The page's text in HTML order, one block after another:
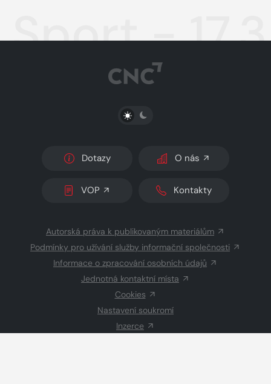
Sport -
PŘEPNOUT SVĚTLÝ/TMAVÝ REŽIM
Dotazy O nás
VOP Kontakty
Autorská práva k publikovaným materiálům
Podmínky pro užívání služby informační společnosti
Informace o zpracování osobních údajů
Jednotná kontaktní místa
Cookies
Nastavení soukromí
Inzerce